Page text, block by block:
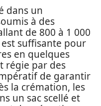
dans un
à des
de 800 à 1 000
est suffisante pour
en quelques
régie par des
de garantir
la crémation, les
un sac scellé et